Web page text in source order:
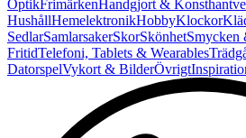
OptikFrimärkenHandgjort &
HushållHemelektronikHobbyKlockor
SedlarSamlarsakerSkorSkönhetSmycken
FritidTelefoni, Tablets & Wearables
DatorspelVykort & BilderÖvrigt